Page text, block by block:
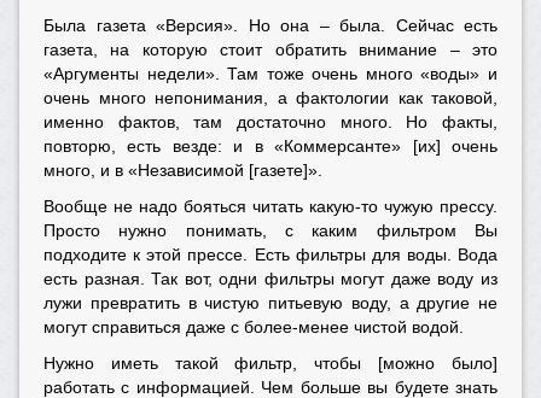
Была газета «Версия». Но она – была. Сейчас есть
газета, на которую стоит обратить внимание – это
«Аргументы недели». Там тоже очень много «воды» и
очень много непонимания, а фактологии как таковой,
именно фактов, там достаточно много. Но факты,
повторю, есть везде: и в «Коммерсанте» [их] очень
много, и в «Независимой [газете]».
Вообще не надо бояться читать какую-то чужую прессу.
Просто нужно понимать, с каким фильтром Вы
подходите к этой прессе. Есть фильтры для воды. Вода
есть разная. Так вот, одни фильтры могут даже воду из
лужи превратить в чистую питьевую воду, а другие не
могут справиться даже с более-менее чистой водой.
Нужно иметь такой фильтр, чтобы [можно было]
работать с информацией. Чем больше вы будете знать